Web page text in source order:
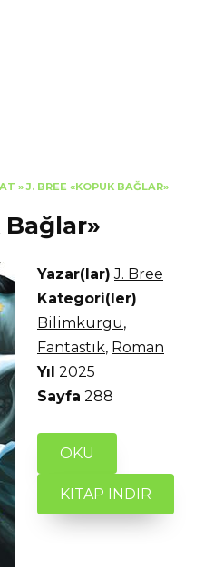
»J. BREE «KOPUK BAĞLAR»
Yazar(lar) J. Bree
Kategori(ler)
Bilimkurgu,
Fantastik, Roman
Yıl 2025
Sayfa 288
OKU
KITAP INDIR